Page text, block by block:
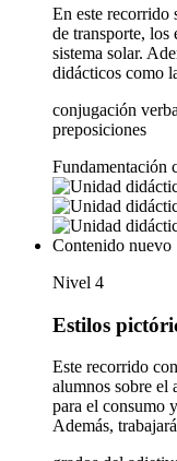
En este recorrido
de transporte, los
sistema solar.
didácticos como
conjugación
preposiciones
Fundamentación
Contenido nuevo
Nivel 4
Estilos
Este recorrido
alumnos sobre el
para el consumo
Además,